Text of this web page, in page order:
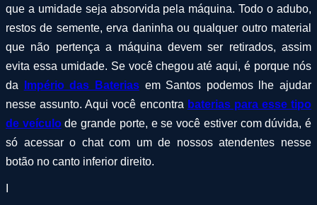
que a umidade seja absorvida pela máquina. Todo o adubo,
restos de semente, erva daninha ou qualquer outro material
que não pertença a máquina devem ser retirados, assim
evita essa umidade. Se você chegou até aqui, é porque nós
da
Império das Bateriasem Santos podemos lhe ajudar
nesse assunto. Aqui você encontra baterias para esse tipo
de veículode grande porte, e se você estiver com dúvida, é
só acessar o chat com um de nossos atendentes nesse
botão no canto inferior direito.